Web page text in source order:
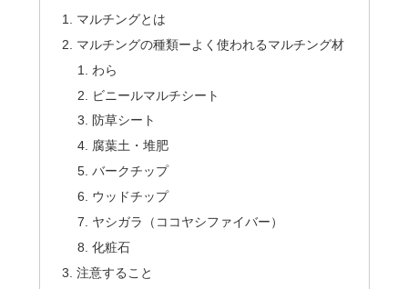
マルチングとは
マルチングの種類ーよく使われるマルチング材
わら
ビニールマルチシート
防草シート
腐葉土・堆肥
バークチップ
ウッドチップ
ヤシガラ（ココヤシファイバー）
化粧石
注意すること